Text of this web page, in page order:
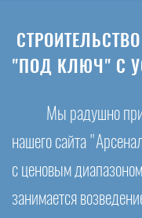
"ПОД КЛЮЧ" С
Мы радушно
нашего сайта
с ценовым
занимается